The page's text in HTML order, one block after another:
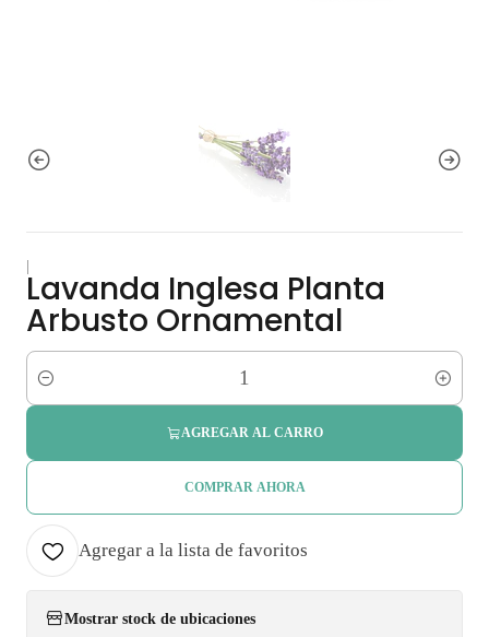
Lavanda Inglesa Planta
Arbusto Ornamental
Cantidad
AGREGAR AL CARRO
COMPRAR AHORA
Agregar a la lista de favoritos
Mostrar stock de ubicaciones